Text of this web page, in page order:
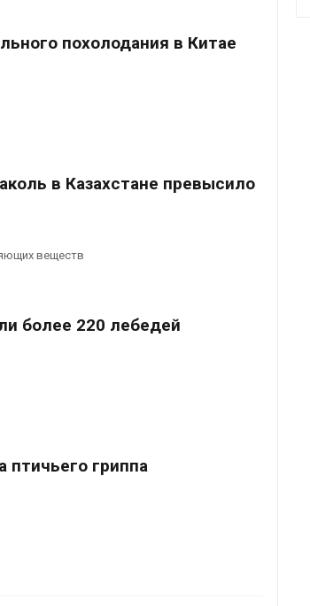
похолодания в Китае
в Казахстане превысило
веществ
более 220 лебедей
птичьего гриппа